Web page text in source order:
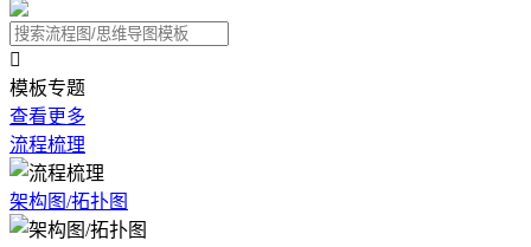

模板专题
查看更多
流程梳理
架构图/拓扑图